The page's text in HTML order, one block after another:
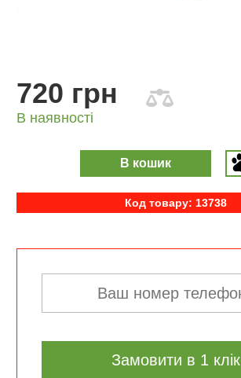
720 грн
В наявності
В кошик
Код товару: 13738
Замовити в 1 клік